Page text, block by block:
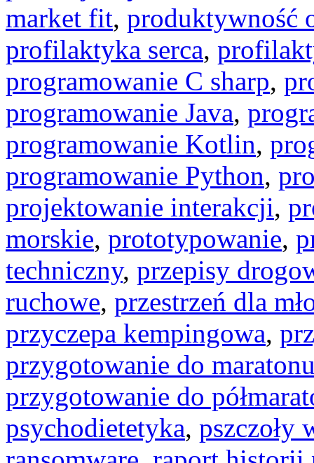
market fit, produktywność
profilaktyka serca,
programowanie C sharp,
programowanie Java,
programowanie Kotlin,
programowanie Python,
projektowanie interakcji,
morskie, prototypowanie,
techniczny, przepisy
ruchowe, przestrzeń dla
przyczepa kempingowa,
przygotowanie do
przygotowanie do
psychodietetyka, pszczoły